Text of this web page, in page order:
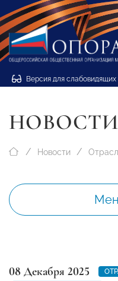
Версия для слабовидящих
НОВОСТИ
Новости
08 Декабря 2025